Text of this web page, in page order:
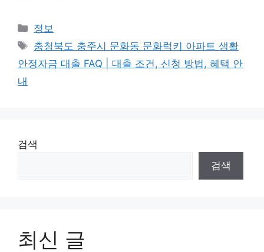
Categories
정보
Tags
충청북도 충주시 문화동 문화럭키 아파트 생활
안정자금 대출 FAQ | 대출 조건, 신청 방법, 혜택 안
내
검색
검색
최신 글